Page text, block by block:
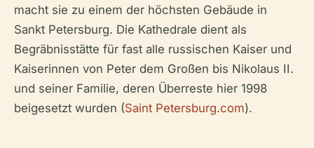
macht sie zu einem der höchsten Gebäude in
Sankt Petersburg. Die Kathedrale dient als
Begräbnisstätte für fast alle russischen Kaiser und
Kaiserinnen von Peter dem Großen bis Nikolaus II.
und seiner Familie, deren Überreste hier 1998
beigesetzt wurden (Saint Petersburg.com).